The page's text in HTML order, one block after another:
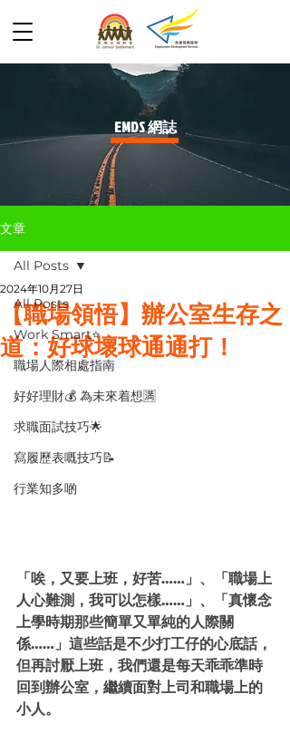
​EMDS 網誌
文章
All Posts
Work Smart⭐️
職場人際相處指南
好好理財💰 為未來着想🈵
求職面試技巧🌟
寫履歷表嘅技巧📝
行業知多啲
All Posts
【職場領悟】辦公室生存之
道：好球壞球通通打！
2024年10月27日
「唉，又要上班，好苦……」、「職場上
人心難測，我可以怎樣……」、「真懷念
上學時期那些簡單又單純的人際關
係……」這些話是不少打工仔的心底話，
但再討厭上班，我們還是每天乖乖準時
回到辦公室，繼續面對上司和職場上的
小人。